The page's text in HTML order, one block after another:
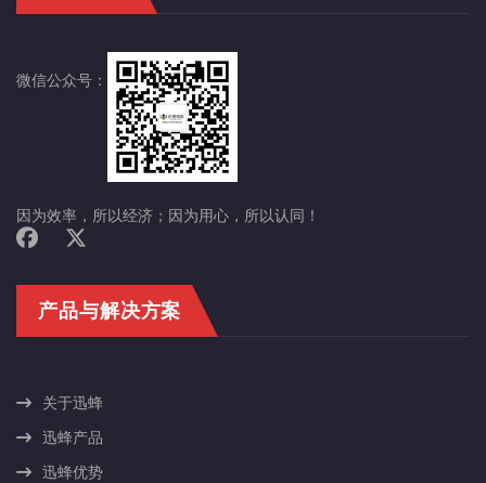
微信公众号：
因为效率，所以经济；因为用心，所以认同！
产品与解决方案
关于迅蜂
迅蜂产品
迅蜂优势